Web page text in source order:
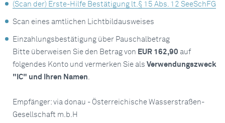
(Scan der) Erste-Hilfe Bestätigung lt.§ 15 Abs. 12 SeeSchFG
Scan eines amtlichen Lichtbildausweises
Einzahlungsbestätigung über Pauschalbetrag
Bitte überweisen Sie den Betrag von EUR 162,90 auf
folgendes Konto und vermerken Sie als Verwendungszweck
"IC" und Ihren Namen.
Empfänger: via donau - Österreichische Wasserstraßen-
Gesellschaft m.b.H